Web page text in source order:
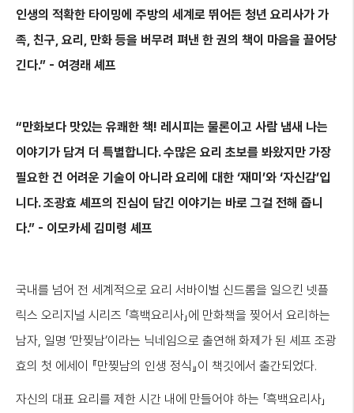
인생의 적확한 타이밍에 주방의 세계로 뛰어든 청년 요리사가 가
족, 친구, 요리 , 만화 등을 버무려 펴낸 한 권의 책이 마음을 끌어당
긴다.” - 여경래 셰프
“만화보다 맛있는 유쾌한 책! 레시피는 물론이고 사람 냄새 나는
이야기가 담겨 더 특별합니다.수많은 요리 초보를 봐왔지만 가장
필요한 건 어려운 기술이 아니라 요리에 대한 ‘재미 ’와 ‘자신감’입
니다.조광효 셰프의 진심이 담긴 이야기는 바로 그걸 전해 줍니
다.” - 이모카세 김미령 셰프
국내를 넘어 전 세계적으로 요리 서바이벌 신드롬을 일으킨 넷플
릭스 오리지널 시리즈 「흑백요리사」에 만화책을 찢어서 요리하는
남자, 일명 ‘만찢남’이라는 닉네임으로 출연해 화제가 된 셰프 조광
효의 첫 에세이 『만찢남의 인생 정식』이 책깃에서 출간되었다.
자신의 대표 요리를 제한 시간 내에 만들어야 하는 「흑백요리사」